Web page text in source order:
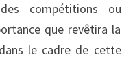
compétitions ou
que revêtira la
le cadre de cette